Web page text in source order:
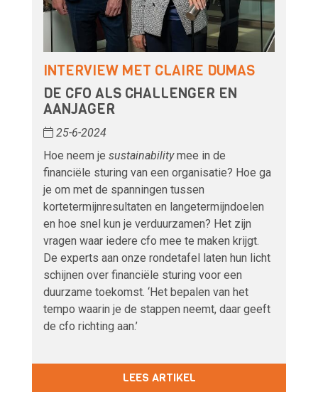
INTERVIEW MET CLAIRE DUMAS
DE CFO ALS CHALLENGER EN
AANJAGER
25-6-2024
Hoe neem je sustainabilitymee in de
financiële sturing van een organisatie? Hoe ga
je om met de spanningen tussen
kortetermijnresultaten en langetermijndoelen
en hoe snel kun je verduurzamen? Het zijn
vragen waar iedere cfo mee te maken krijgt.
De experts aan onze rondetafel laten hun licht
schijnen over financiële sturing voor een
duurzame toekomst. ‘Het bepalen van het
tempo waarin je de stappen neemt, daar geeft
de cfo richting aan.’
LEES ARTIKEL